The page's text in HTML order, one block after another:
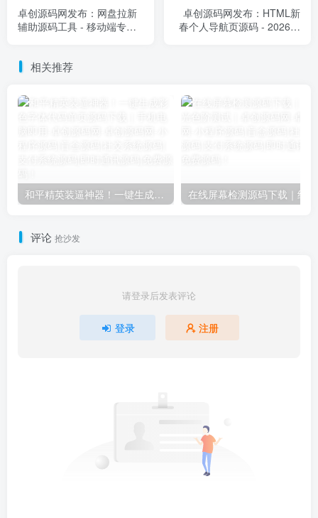
卓创源码网发布：网盘拉新
辅助源码工具 - 移动端专属
案
卓创源码网发布：HTML新
春个人导航页源码 - 2026丙
相关推荐
和平精英装逼神器！一键生成彩色字体代码单页源码下载｜手机电脑即用-卓创源码网
评论 抢沙发
请登录后发表评论
登录 注册